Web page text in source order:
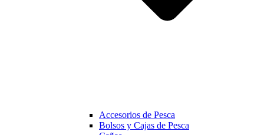
Accesorios de Pesca
Bolsos y Cajas de Pesca